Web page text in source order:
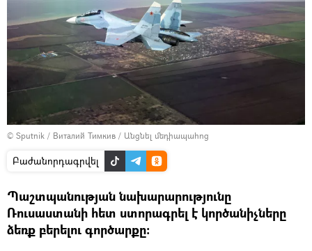
© Sputnik / Виталий Тимкив / Անցնել մեդիապահոց
Բաժանորդագրվել
Պաշտպանության նախարարությունը
Ռուսաստանի հետ ստորագրել է կործանիչները
ձեռք բերելու գործարքը։